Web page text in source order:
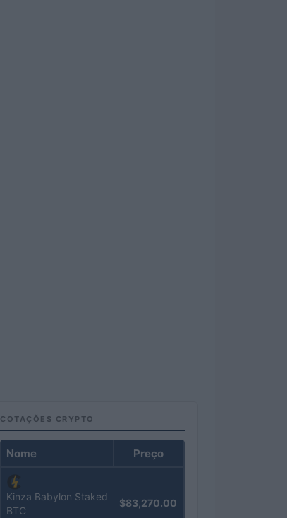
COTAÇÕES CRYPTO
Nome Preço
Kinza Babylon Staked
BTC
$83,270.00